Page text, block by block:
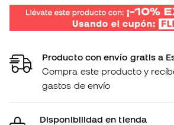
Producto con envío gratis a
Compra este producto y
gastos de envío
Disponibilidad en tienda